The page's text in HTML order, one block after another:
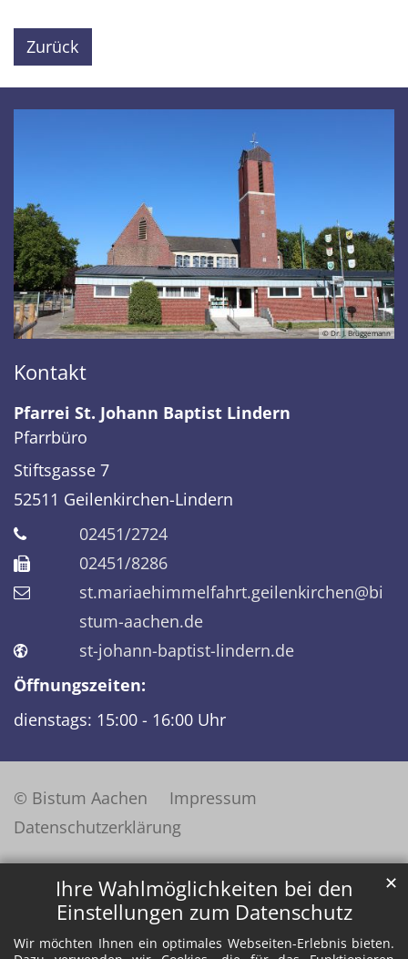
Ihre Wahlmöglichkeiten bei den
Einstellungen zum Datenschutz
Wir möchten Ihnen ein optimales Webseiten-Erlebnis bieten.
✕
Zurück
© Dr. J. Brüggemann
Kontakt
Pfarrei St. Johann Baptist Lindern
Pfarrbüro
Stiftsgasse 7
52511 Geilenkirchen-Lindern
02451/2724
02451/8286
st.mariaehimmelfahrt.geilenkirchen@bi
stum-aachen.de
st-johann-baptist-lindern.de
Öffnungszeiten:
dienstags: 15:00 - 16:00 Uhr
© Bistum Aachen
Impressum
Datenschutzerklärung